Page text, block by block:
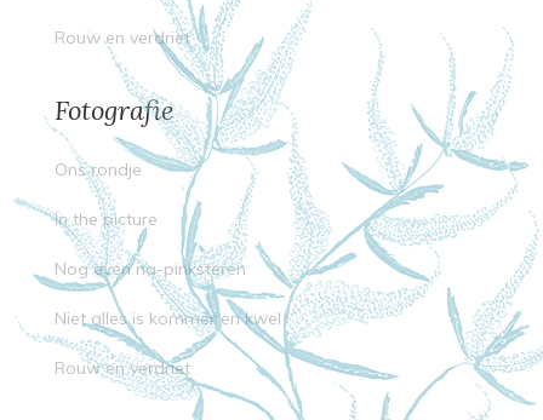
Rouw en verdriet
Fotografie
Ons rondje
In the picture
Nog even na-pinksteren
Niet alles is kommer en kwel
Rouw en verdriet